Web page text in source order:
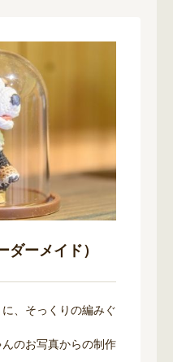
ダーメイド）
、そっくりの編みぐ
のお写真からの制作